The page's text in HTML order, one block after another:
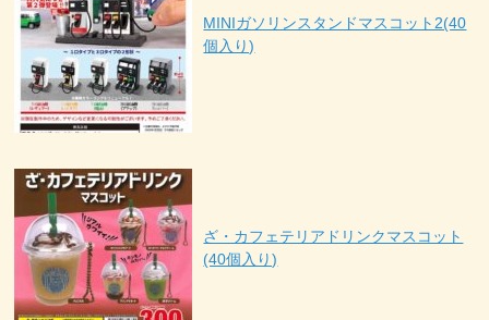
MINIガソリンスタンドマスコット2(40
個入り)
ざ・カフェテリアドリンクマスコット
(40個入り)